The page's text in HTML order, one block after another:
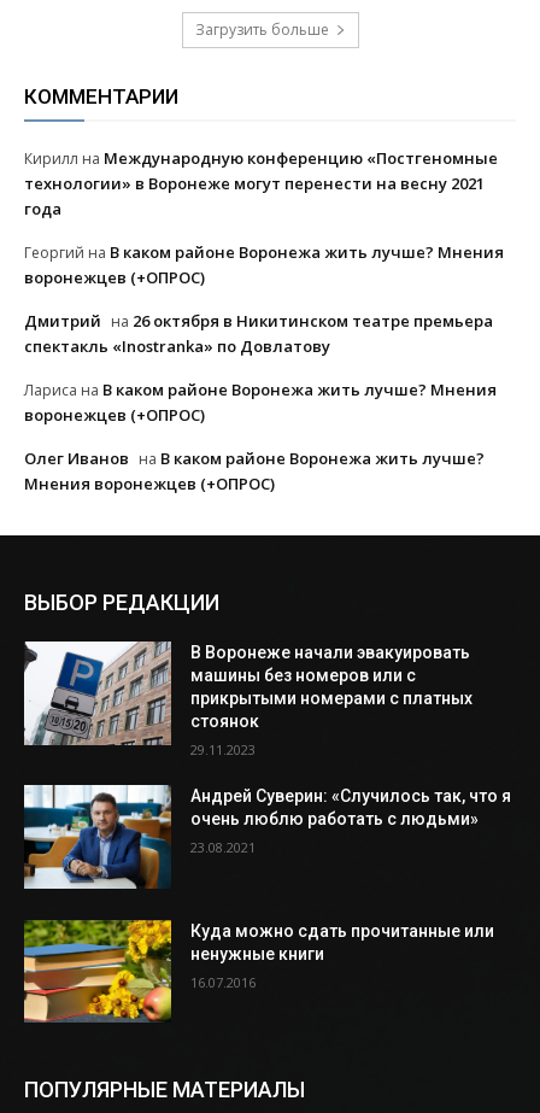
Загрузить больше
КОММЕНТАРИИ
Кирилл на Международную конференцию «Постгеномные
технологии» в Воронеже могут перенести на весну 2021
года
Георгий на В каком районе Воронежа жить лучше? Мнения
воронежцев (+ОПРОС)
Дмитрий на 26 октября в Никитинском театре премьера
спектакль «Inostranka» по Довлатову
Лариса на В каком районе Воронежа жить лучше? Мнения
воронежцев (+ОПРОС)
Олег Иванов на В каком районе Воронежа жить лучше?
Мнения воронежцев (+ОПРОС)
ВЫБОР РЕДАКЦИИ
В Воронеже начали эвакуировать
машины без номеров или с
прикрытыми номерами с платных
стоянок
29.11.2023
Андрей Суверин: «Случилось так, что я
очень люблю работать с людьми»
23.08.2021
Куда можно сдать прочитанные или
ненужные книги
16.07.2016
ПОПУЛЯРНЫЕ МАТЕРИАЛЫ